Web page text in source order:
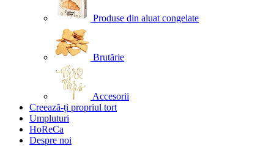
Produse din aluat congelate
Brutărie
Accesorii
Creează-ți propriul tort
Umpluturi
HoReCa
Despre noi